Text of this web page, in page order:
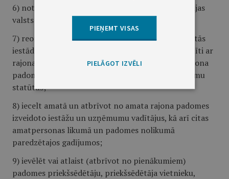
6) noteikt rajona simboliku, saskaņojot to ar Latvijas
valsts heraldikas komisiju;
7) reorganizēt un likvidēt rajona padomes izveidotās
iestādes un izveidot jaunus uzņēmumus, kuri saistīti ar
rajona pašvaldības funkciju izpildi, apstiprināt rajona
padomes izveidoto iestāžu nolikumus un uzņēmumu
statūtus;
8) iecelt amatā un atbrīvot no amata rajona padomes
izveidoto iestāžu un uzņēmumu vadītājus, kā arī citas
amatpersonas likumā un padomes nolikumā
paredzētajos gadījumos;
9) ievēlēt vai atlaist (atbrīvot no pienākumiem)
padomes priekšsēdētāju, priekšsēdētāja vietnieku,
PIEŅEMT VISAS
PIELĀGOT IZVĒLI